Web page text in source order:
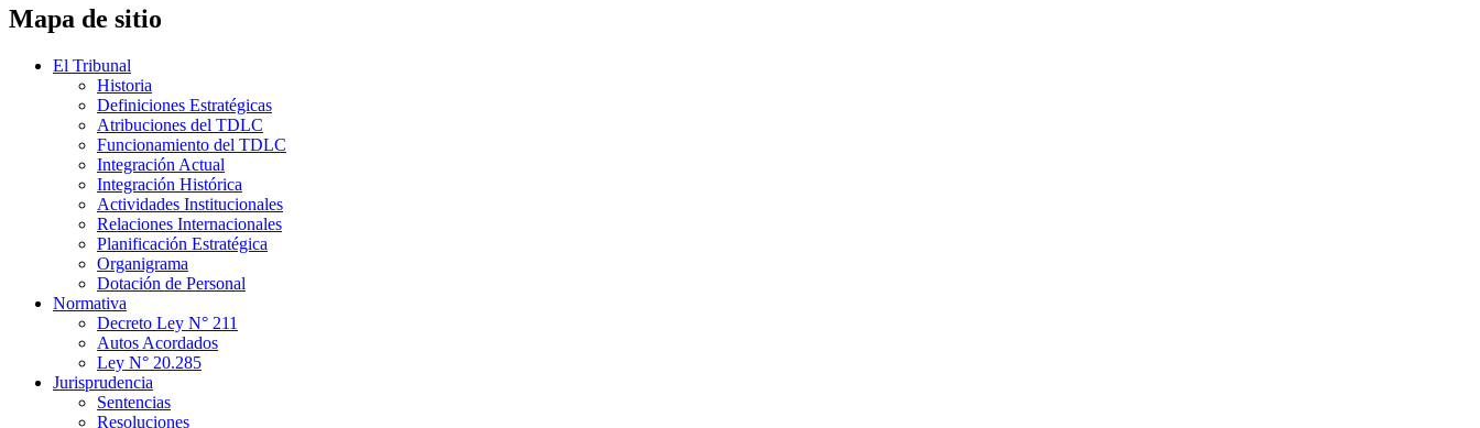
Mapa de sitio
El Tribunal
Historia
Definiciones Estratégicas
Atribuciones del TDLC
Funcionamiento del TDLC
Integración Actual
Integración Histórica
Actividades Institucionales
Relaciones Internacionales
Planificación Estratégica
Organigrama
Dotación de Personal
Normativa
Decreto Ley N° 211
Autos Acordados
Ley N° 20.285
Jurisprudencia
Sentencias
Resoluciones